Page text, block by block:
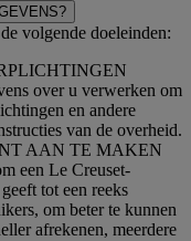
volgende doeleinden:
over u verwerken om
en andere
van de overheid.
AAN TE MAKEN
een Le Creuset-
tot een reeks
om beter te kunnen
afrekenen, meerdere